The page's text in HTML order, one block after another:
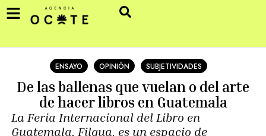
ENSAYO OPINIÓN SUBJETIVIDADES
De las ballenas que vuelan o del arte
de hacer libros en Guatemala
La Feria Internacional del Libro en
Guatemala, Filgua, es un espacio de